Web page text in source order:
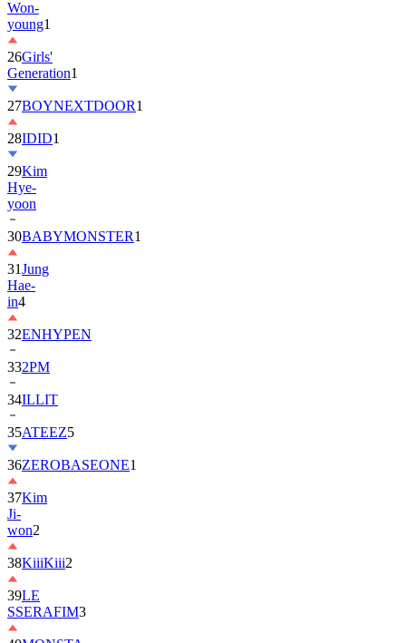
26Girls'
Generation
27BOYNEXTDOOR
28IDID1
29Kim
Hye-
yoon
30BABYMONSTER
31Jung
Hae-
in4
32ENHYPEN
332PM
34ILLIT
35ATEEZ
36ZEROBASEONE
37Kim
Ji-
won2
38KiiiKiii
39LE
SSERAFIM
40MONSTA
X